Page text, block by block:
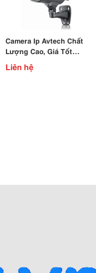
Camera Ip Avtech Chất
Lượng Cao, Giá Tốt
Nhất: 0989 067 969
Ms.linh.
Liên hệ